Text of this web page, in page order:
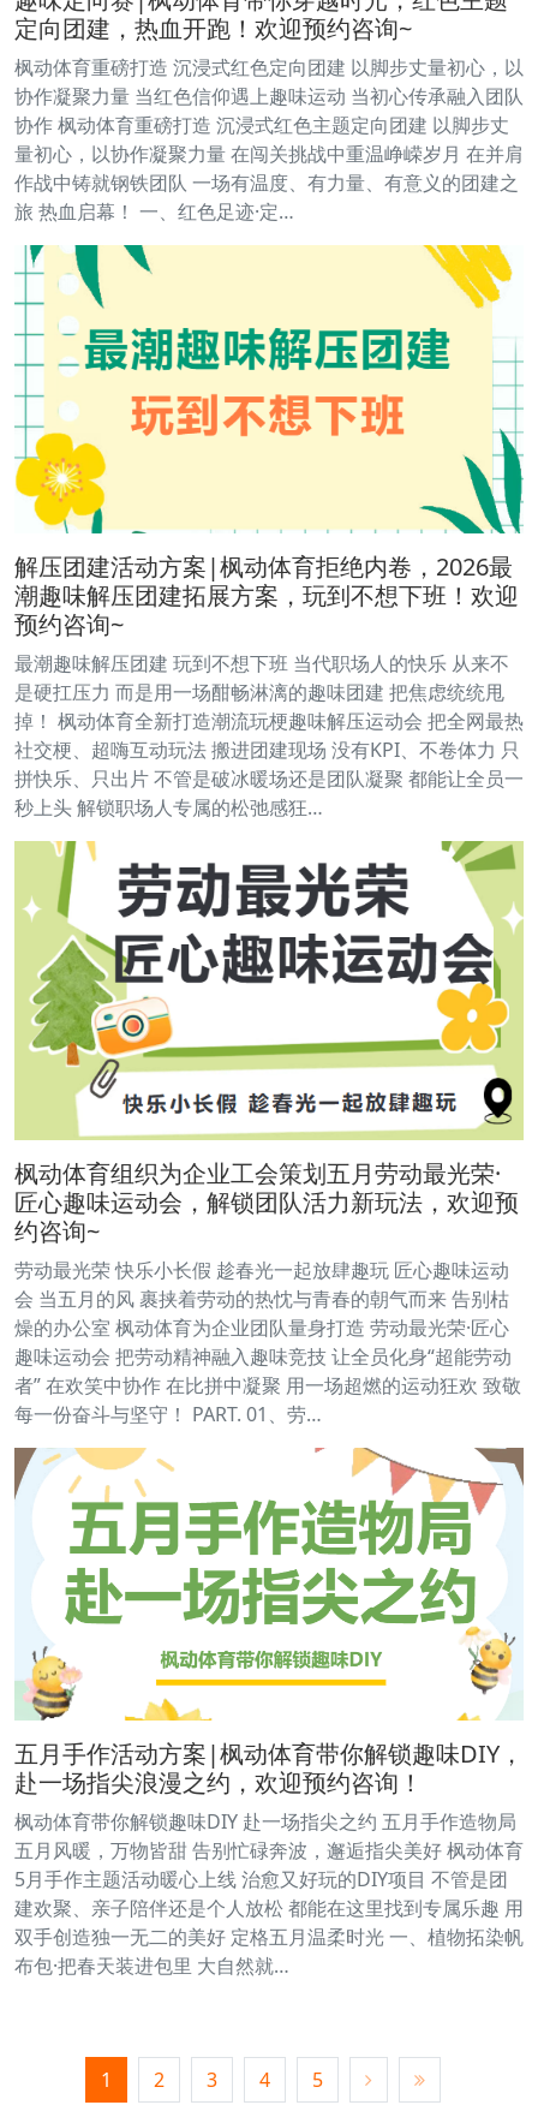
定向团建，热血开跑！欢迎预约咨询~
枫动体育重磅打造 沉浸式红色定向团建 以脚步丈量初心，以
协作凝聚力量 当红色信仰遇上趣味运动 当初心传承融入团队
协作 枫动体育重磅打造 沉浸式红色主题定向团建 以脚步丈
量初心，以协作凝聚力量 在闯关挑战中重温峥嵘岁月 在并肩
作战中铸就钢铁团队 一场有温度、有力量、有意义的团建之
旅 热血启幕！ 一、红色足迹·定…
解压团建活动方案|枫动体育拒绝内卷，2026最
潮趣味解压团建拓展方案，玩到不想下班！欢迎
预约咨询~
最潮趣味解压团建 玩到不想下班 当代职场人的快乐 从来不
是硬扛压力 而是用一场酣畅淋漓的趣味团建 把焦虑统统甩
掉！ 枫动体育全新打造潮流玩梗趣味解压运动会 把全网最热
社交梗、超嗨互动玩法 搬进团建现场 没有KPI、不卷体力 只
拼快乐、只出片 不管是破冰暖场还是团队凝聚 都能让全员一
秒上头 解锁职场人专属的松弛感狂…
枫动体育组织为企业工会策划五月劳动最光荣·
匠心趣味运动会，解锁团队活力新玩法，欢迎预
约咨询~
劳动最光荣 快乐小长假 趁春光一起放肆趣玩 匠心趣味运动
会 当五月的风 裹挟着劳动的热忱与青春的朝气而来 告别枯
燥的办公室 枫动体育为企业团队量身打造 劳动最光荣·匠心
趣味运动会 把劳动精神融入趣味竞技 让全员化身“超能劳动
者” 在欢笑中协作 在比拼中凝聚 用一场超燃的运动狂欢 致敬
每一份奋斗与坚守！ PART. 01、劳…
五月手作活动方案|枫动体育带你解锁趣味DIY，
赴一场指尖浪漫之约，欢迎预约咨询！
枫动体育带你解锁趣味DIY 赴一场指尖之约 五月手作造物局
五月风暖，万物皆甜 告别忙碌奔波，邂逅指尖美好 枫动体育
5月手作主题活动暖心上线 治愈又好玩的DIY项目 不管是团
建欢聚、亲子陪伴还是个人放松 都能在这里找到专属乐趣 用
双手创造独一无二的美好 定格五月温柔时光 一、植物拓染帆
布包·把春天装进包里 大自然就…
1 2 3 4 5